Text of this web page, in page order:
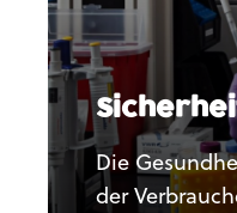
Die
der